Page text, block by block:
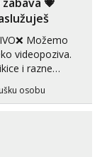
videopoziva.
i razne
zabavu pošalji
ili Viber.
vidjeti na
osobu